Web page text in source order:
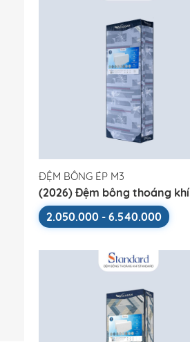
ĐỆM BÔNG ÉP M3
(2026) Đệm bông thoáng khí
Standard
2.050.000 - 6.540.000